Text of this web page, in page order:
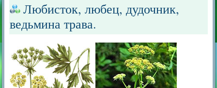
Любисток, любец, дудочник,
ведьмина трава.